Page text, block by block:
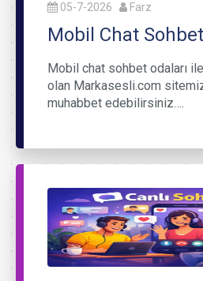
05-7-2026 Farz
Mobil Chat
Mobil chat sohbet odaları
olan Markasesli.com
muhabbet edebilirsiniz….